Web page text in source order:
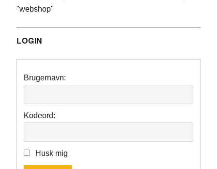
"webshop"
LOGIN
Brugernavn:
Kodeord:
Husk mig